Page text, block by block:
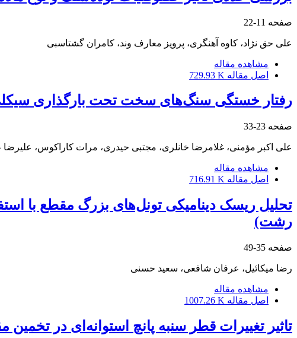
صفحه 11-22
علی حق نژاد، کاوه آهنگری، پرویز معارف وند، کامران گشتاسبی
مشاهده مقاله
اصل مقاله 729.93 K
رفتار خستگی سنگ‌های سخت تحت بارگذاری
صفحه 23-33
علی اکبر مؤمنی، غلامرضا خانلری، مجتبی حیدری، مرات کاراکوس،
مشاهده مقاله
اصل مقاله 716.91 K
تحلیل ریسک دینامیکی تونل‌های بزرگ مقطع با
رشت)
صفحه 35-49
رضا میکائیل، عرفان شافعی، سعید حسنی
مشاهده مقاله
اصل مقاله 1007.26 K
تاثیر تغییرات قطر سنبه پانچ استوانه‌ای در